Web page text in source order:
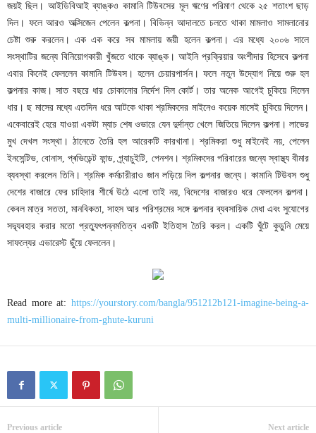
Read more at: https://yourstory.com/bangla/951212b121-imagine-being-a-
multi-millionaire-from-ghute-kuruni
Previous article Next article